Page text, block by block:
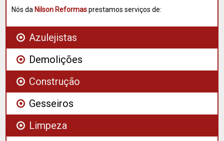
Nós da Nilson Reformasprestamos serviços de:
Azulejistas
Demolições
Construção
Gesseiros
Limpeza